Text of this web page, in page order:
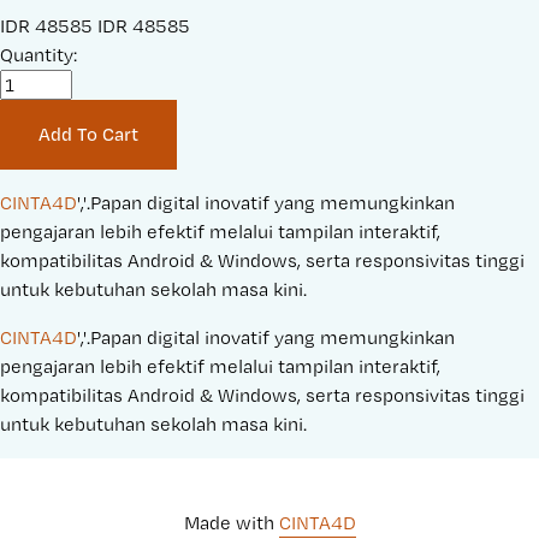
S
a
r
i
c
e
:
IDR 48585 O
n
a
l
P
r
c
e
:
IDR 48585
Quantity:
Add To Cart
CINTA4D','.Papan digital inovatif yang memungkinkan
pengajaran lebih efektif melalui tampilan interaktif,
kompatibilitas Android & Windows, serta responsivitas tinggi
untuk kebutuhan sekolah masa kini.
CINTA4D','.Papan digital inovatif yang memungkinkan
pengajaran lebih efektif melalui tampilan interaktif,
kompatibilitas Android & Windows, serta responsivitas tinggi
untuk kebutuhan sekolah masa kini.
Made with CINTA4D